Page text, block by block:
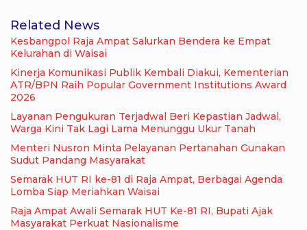
Related News
Kesbangpol Raja Ampat Salurkan Bendera ke Empat
Kelurahan di Waisai
Kinerja Komunikasi Publik Kembali Diakui, Kementerian
ATR/BPN Raih Popular Government Institutions Award
2026
Layanan Pengukuran Terjadwal Beri Kepastian Jadwal,
Warga Kini Tak Lagi Lama Menunggu Ukur Tanah
Menteri Nusron Minta Pelayanan Pertanahan Gunakan
Sudut Pandang Masyarakat
Semarak HUT RI ke-81 di Raja Ampat, Berbagai Agenda
Lomba Siap Meriahkan Waisai
Raja Ampat Awali Semarak HUT Ke-81 RI, Bupati Ajak
Masyarakat Perkuat Nasionalisme